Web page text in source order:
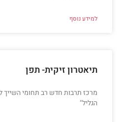
למידע נוסף
תיאטרון זיקית- תפן
מרכז תרבות חדש רב תחומי השייך
הגליל"